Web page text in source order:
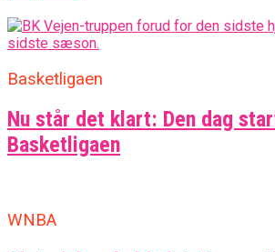
Basketligaen
Nu står det klart: Den dag
Basketligaen
WNBA